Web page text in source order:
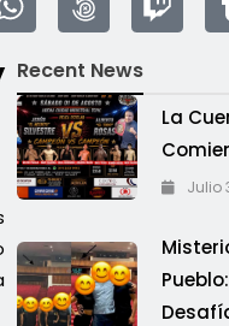
Recent News
La
Julio